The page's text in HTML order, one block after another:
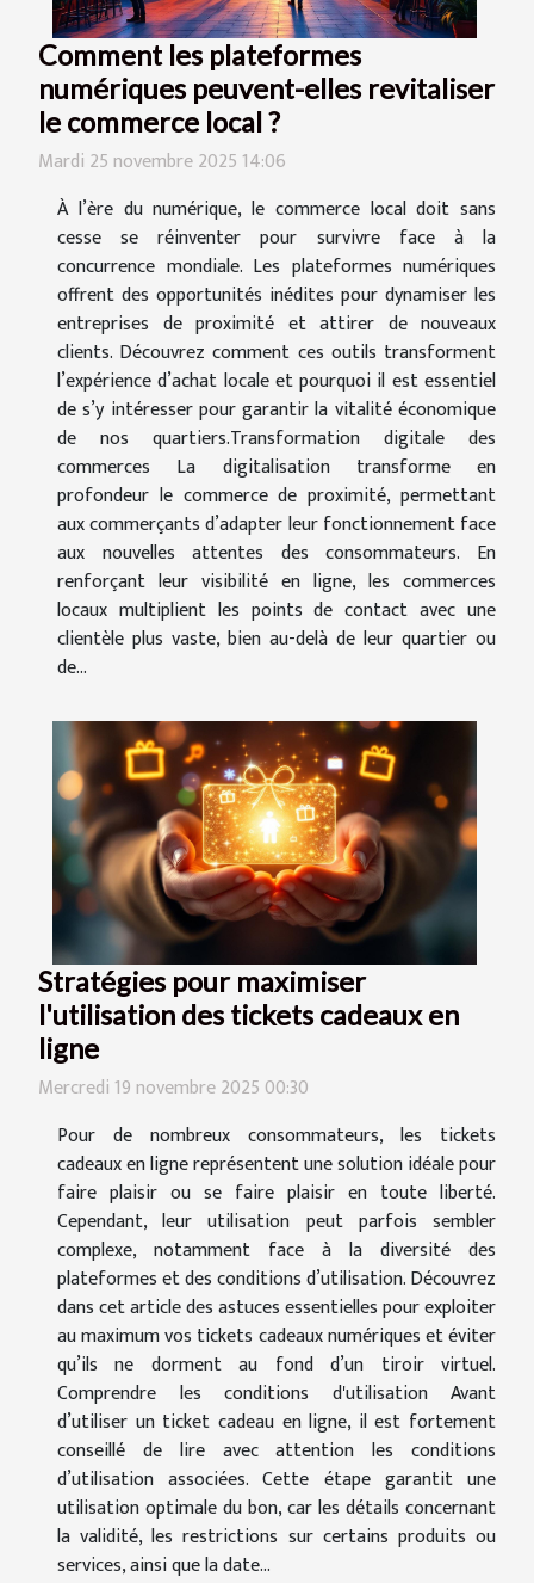
Comment les plateformes
numériques peuvent-elles revitaliser
le commerce local ?
Mardi 25 novembre 2025 14:06
À l’ère du numérique, le commerce local doit sans
cesse se réinventer pour survivre face à la
concurrence mondiale. Les plateformes numériques
offrent des opportunités inédites pour dynamiser les
entreprises de proximité et attirer de nouveaux
clients. Découvrez comment ces outils transforment
l’expérience d’achat locale et pourquoi il est essentiel
de s’y intéresser pour garantir la vitalité économique
de nos quartiers.Transformation digitale des
commerces La digitalisation transforme en
profondeur le commerce de proximité, permettant
aux commerçants d’adapter leur fonctionnement face
aux nouvelles attentes des consommateurs. En
renforçant leur visibilité en ligne, les commerces
locaux multiplient les points de contact avec une
clientèle plus vaste, bien au-delà de leur quartier ou
de...
Stratégies pour maximiser
l'utilisation des tickets cadeaux en
ligne
Mercredi 19 novembre 2025 00:30
Pour de nombreux consommateurs, les tickets
cadeaux en ligne représentent une solution idéale pour
faire plaisir ou se faire plaisir en toute liberté.
Cependant, leur utilisation peut parfois sembler
complexe, notamment face à la diversité des
plateformes et des conditions d’utilisation. Découvrez
dans cet article des astuces essentielles pour exploiter
au maximum vos tickets cadeaux numériques et éviter
qu’ils ne dorment au fond d’un tiroir virtuel.
Comprendre les conditions d'utilisation Avant
d’utiliser un ticket cadeau en ligne, il est fortement
conseillé de lire avec attention les conditions
d’utilisation associées. Cette étape garantit une
utilisation optimale du bon, car les détails concernant
la validité, les restrictions sur certains produits ou
services, ainsi que la date...